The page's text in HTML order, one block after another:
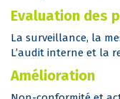
Evaluation des
La surveillance, la
L’audit interne et la
Amélioration